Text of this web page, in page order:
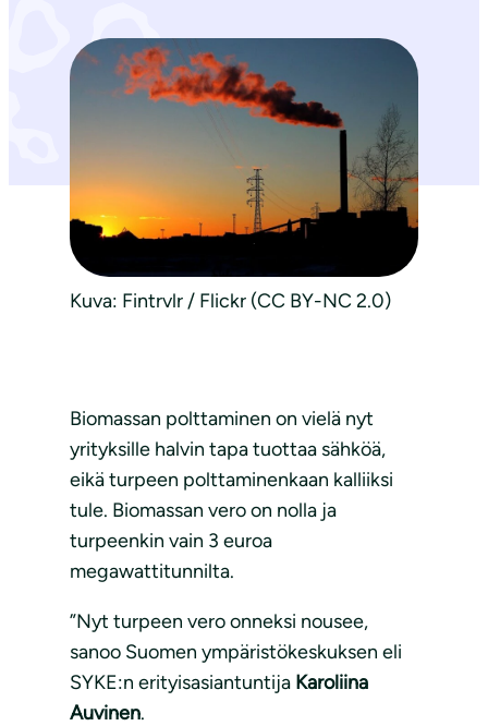
Kuva: Fintrvlr / Flickr (CC BY-NC 2.0)
Biomassan polttaminen on vielä nyt
yrityksille halvin tapa tuottaa sähköä,
eikä turpeen polttaminenkaan kalliiksi
tule. Biomassan vero on nolla ja
turpeenkin vain 3 euroa
megawattitunnilta.
”Nyt turpeen vero onneksi nousee,
sanoo Suomen ympäristökeskuksen eli
SYKE:n erityisasiantuntija Karoliina
Auvinen.